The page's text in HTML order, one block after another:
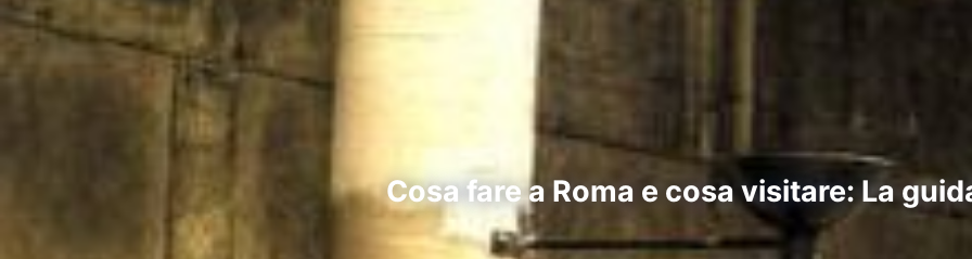
Cosa fare a Roma e cosa visitare: La